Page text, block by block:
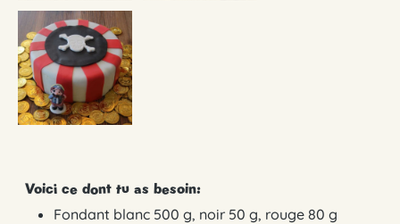
Voici ce dont tu as besoin:
Fondant blanc 500 g, noir 50 g, rouge 80 g